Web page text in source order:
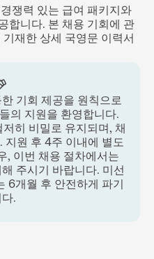
쟁력 있는 급여 패키지와
합니다. 본 채용 기회에 관
재한 상세 국영문 이력서
기회 제공을 원칙으로
의 지원을 환영합니다.
히 비밀로 유지되며, 채
지원 후 4주 이내에 별도
, 이번 채용 절차에서는
주시기 바랍니다. 미선
6개월 후 안전하게 파기
.